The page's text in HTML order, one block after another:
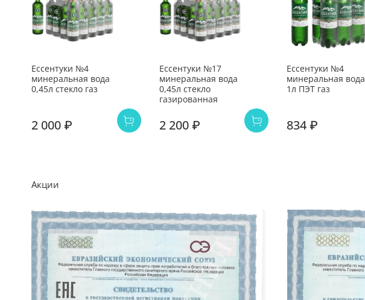
Ессентуки №4
минеральная вода
0,45л стекло газ
2 000 ₽
Ессентуки №17
минеральная вода
0,45л стекло
газированная
2 200 ₽
Ессентуки №4
минеральная вода
1л ПЭТ газ
834 ₽
Акции